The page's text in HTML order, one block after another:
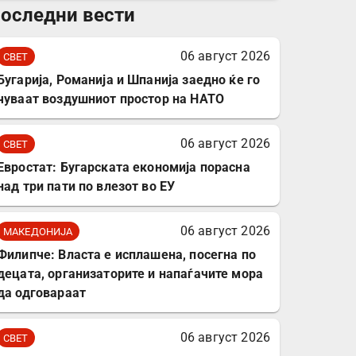
комплет за заштита на
вести
СВЕТ
06 август 2026
Романија и Шпанија заедно ќе го
воздушниот простор на НАТО
СВЕТ
06 август 2026
Бугарската економија порасна
три пати по влезот во ЕУ
МАКЕДОНИЈА
06 август 2026
Власта е исплашена, посегна по
организаторите и напаѓачите мора
одговараат
СВЕТ
06 август 2026